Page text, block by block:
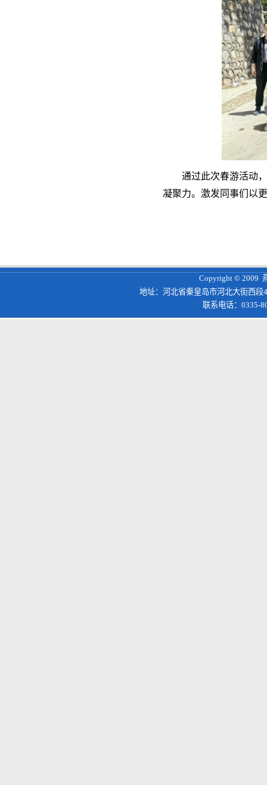
通过此次春游活动
凝聚力。激发同事们以
Copyright © 2009
地址：河北省秦皇岛市河北大街西段
联系电话：